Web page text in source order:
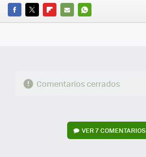
FACEBOOK
TWITTERFLIPBOARD
E-
WHATSAPP
Comentarios cerrados
VER7 COMENTARIOS